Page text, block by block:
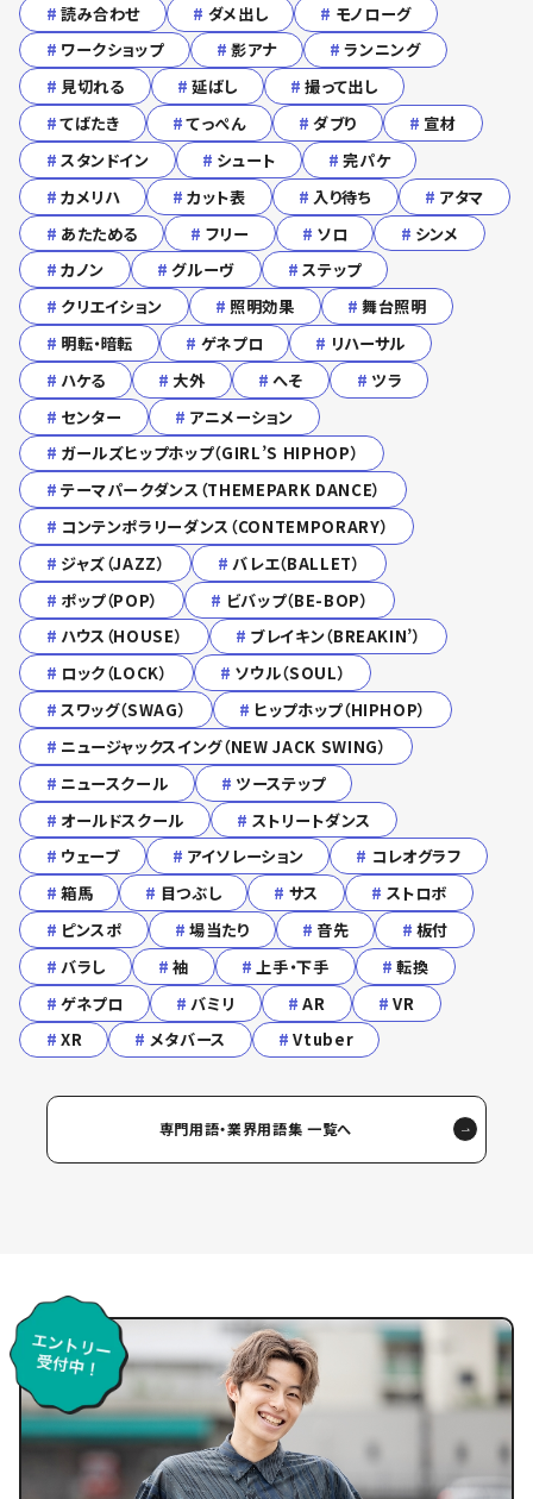
# 読み合わせ # ダメ出し # モノローグ
# ワークショップ # 影アナ # ランニング
# 見切れる # 延ばし # 撮って出し
# てばたき # てっぺん # ダブり # 宣材
# スタンドイン # シュート # 完パケ
# カメリハ # カット表 # 入り待ち # アタマ
# あたためる # フリー # ソロ # シンメ
# カノン # グルーヴ # ステップ
# クリエイション # 照明効果 # 舞台照明
# 明転・暗転 # ゲネプロ # リハーサル
# ハケる # 大外 # へそ # ツラ
# センター # アニメーション
# ガールズヒップホップ（GIRL’S HIPHOP）
# テーマパークダンス（THEMEPARK DANCE）
# コンテンポラリーダンス（CONTEMPORARY）
# ジャズ（JAZZ） # バレエ（BALLET）
# ポップ（POP） # ビバップ（BE-BOP）
# ハウス（HOUSE） # ブレイキン（BREAKIN’）
# ロック（LOCK） # ソウル（SOUL）
# スワッグ（SWAG） # ヒップホップ（HIPHOP）
# ニュージャックスイング（NEW JACK SWING）
# ニュースクール # ツーステップ
# オールドスクール # ストリートダンス
# ウェーブ # アイソレーション # コレオグラフ
# 箱馬 # 目つぶし # サス # ストロボ
# ピンスポ # 場当たり # 音先 # 板付
# バラし # 袖 # 上手・下手 # 転換
# ゲネプロ # バミリ # AR # VR
# XR # メタバース # Vtuber
専門用語・業界用語集 一覧へ